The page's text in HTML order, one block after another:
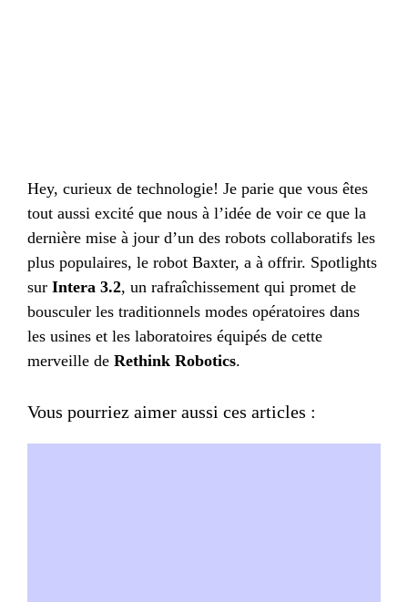
Hey, curieux de technologie! Je parie que vous êtes
tout aussi excité que nous à l’idée de voir ce que la
dernière mise à jour d’un des robots collaboratifs les
plus populaires, le robot Baxter, a à offrir. Spotlights
sur Intera 3.2, un rafraîchissement qui promet de
bousculer les traditionnels modes opératoires dans
les usines et les laboratoires équipés de cette
merveille de Rethink Robotics.
Vous pourriez aimer aussi ces articles :